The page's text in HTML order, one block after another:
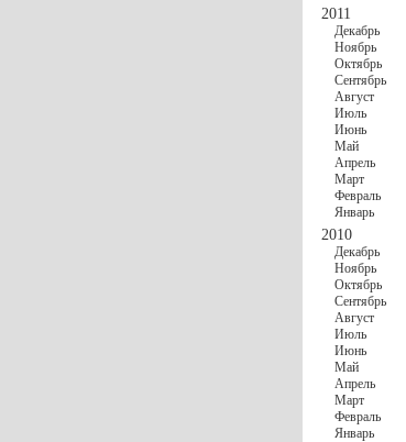
2011
Декабрь
Ноябрь
Октябрь
Сентябрь
Август
Июль
Июнь
Май
Апрель
Март
Февраль
Январь
2010
Декабрь
Ноябрь
Октябрь
Сентябрь
Август
Июль
Июнь
Май
Апрель
Март
Февраль
Январь